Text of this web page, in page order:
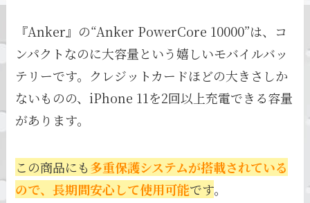
『Anker』の“Anker PowerCore 10000”は、コ
ンパクトなのに大容量という嬉しいモバイルバッ
テリーです。クレジットカードほどの大きさしか
ないものの、iPhone 11を2回以上充電できる容量
があります。
この商品にも多重保護システムが搭載されている
ので、長期間安心して使用可能です。